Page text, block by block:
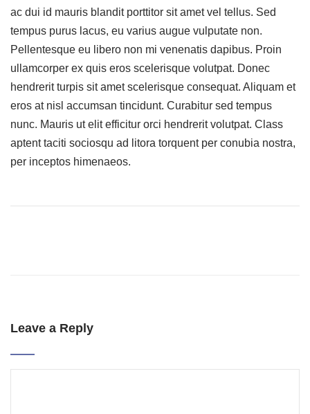
ac dui id mauris blandit porttitor sit amet vel tellus. Sed
tempus purus lacus, eu varius augue vulputate non.
Pellentesque eu libero non mi venenatis dapibus. Proin
ullamcorper ex quis eros scelerisque volutpat. Donec
hendrerit turpis sit amet scelerisque consequat. Aliquam et
eros at nisl accumsan tincidunt. Curabitur sed tempus
nunc. Mauris ut elit efficitur orci hendrerit volutpat. Class
aptent taciti sociosqu ad litora torquent per conubia nostra,
per inceptos himenaeos.
Leave a Reply